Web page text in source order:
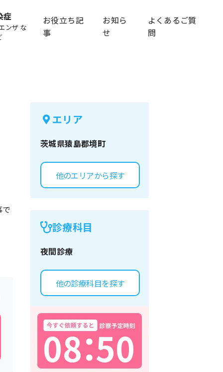
症
ンザ な
お役立ち記
事
お知ら
せ
よくあるご質
問
エリア
茨城県猿島郡境町
他のエリアから探す
診療科目
夜間診療
他の診療科目を探す
08：
50